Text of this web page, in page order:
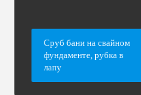
Сруб бани на свайном
фундаменте, рубка в
лапу